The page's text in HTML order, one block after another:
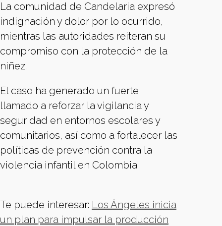
La comunidad de Candelaria expresó
indignación y dolor por lo ocurrido,
mientras las autoridades reiteran su
compromiso con la protección de la
niñez.
El caso ha generado un fuerte
llamado a reforzar la vigilancia y
seguridad en entornos escolares y
comunitarios, así como a fortalecer las
políticas de prevención contra la
violencia infantil en Colombia.
Te puede interesar: Los Ángeles inicia
un plan para impulsar la producción